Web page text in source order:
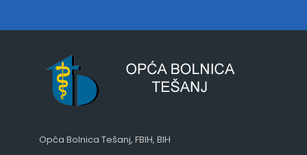
Opća Bolnica Tešanj, FBIH, BIH